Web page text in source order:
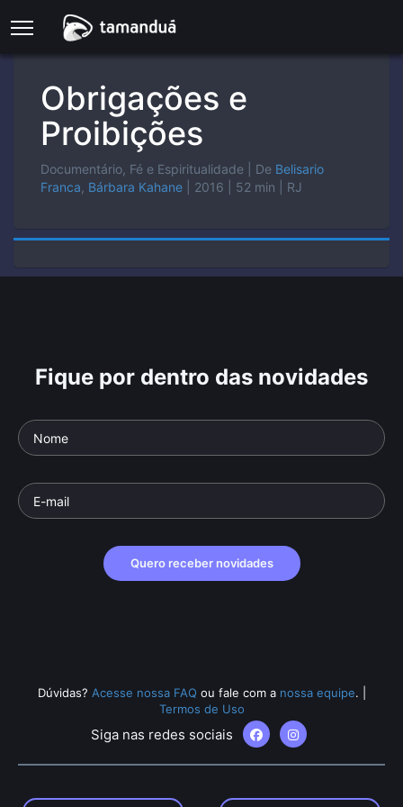
Obrigações e
Proibições
Documentário, Fé e Espiritualidade | De Belisario
Franca Bárbara Kahane | 2016 | 52 min | RJ
Fique por dentro das novidades
Quero receber novidades
Dúvidas? Acesse nossa FAQ ou fale com a nossa equipe.
Termos de Uso
Siga nas redes sociais